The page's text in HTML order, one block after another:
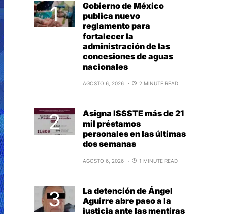
Gobierno de México
publica nuevo
reglamento para
fortalecer la
administración de las
concesiones de aguas
nacionales
AGOSTO 6, 2026 2 MINUTE READ
Asigna ISSSTE más de 21
mil préstamos
personales en las últimas
dos semanas
AGOSTO 6, 2026 1 MINUTE READ
La detención de Ángel
Aguirre abre paso a la
justicia ante las mentiras